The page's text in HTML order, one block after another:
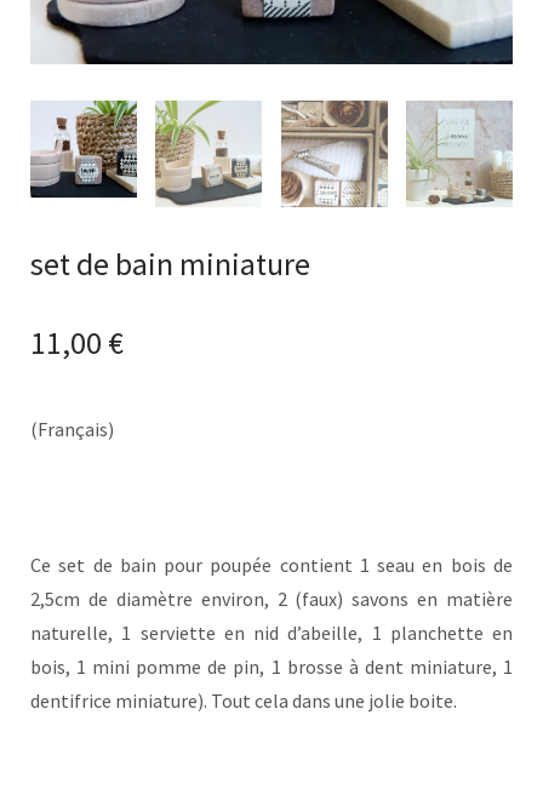
set de bain miniature
11,00 €
(Français)
Ce set de bain pour poupée contient 1 seau en bois de
2,5cm de diamètre environ, 2 (faux) savons en matière
naturelle, 1 serviette en nid d’abeille, 1 planchette en
bois, 1 mini pomme de pin, 1 brosse à dent miniature, 1
dentifrice miniature). Tout cela dans une jolie boite.